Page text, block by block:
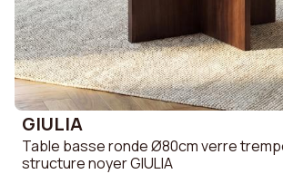
GIULIA
Table basse ronde Ø80cm verre
structure noyer GIULIA